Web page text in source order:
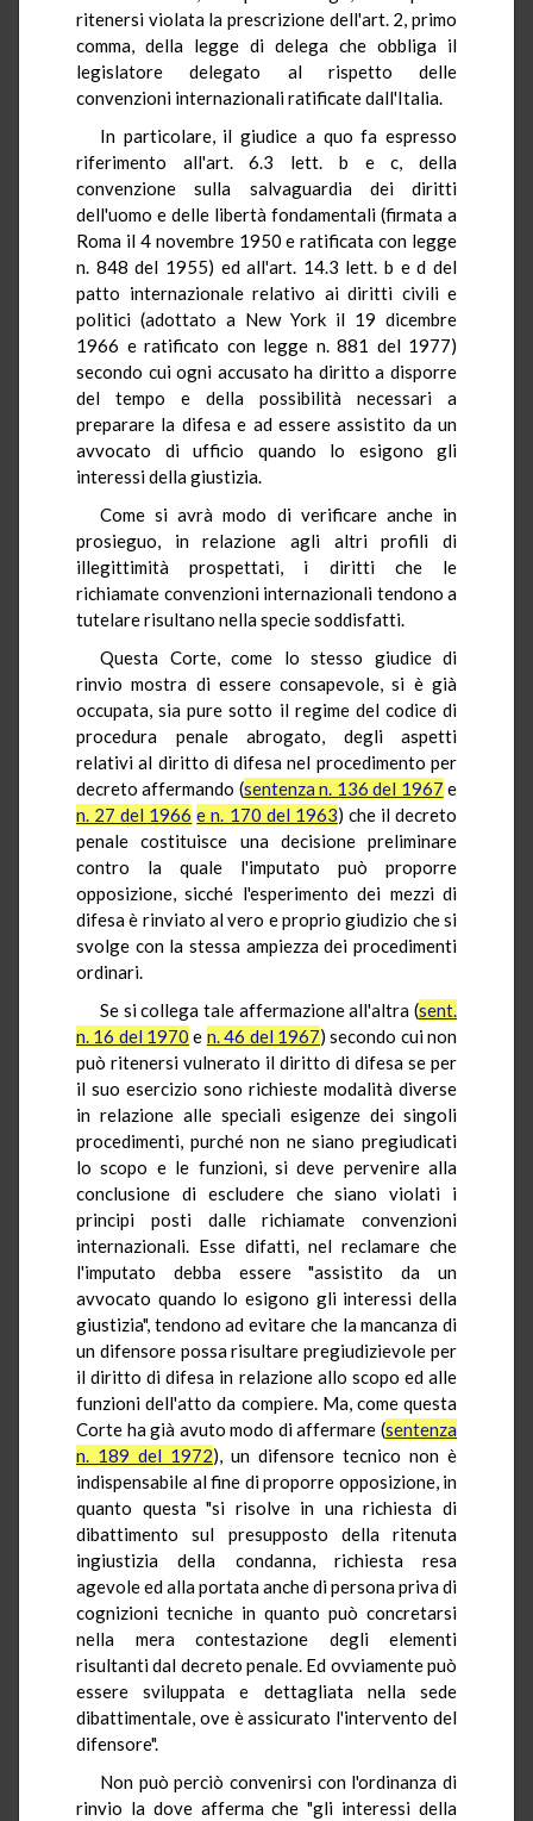
ritenersi violata la prescrizione dell'art. 2, primo
comma, della legge di delega che obbliga il
legislatore delegato al rispetto delle
convenzioni internazionali ratificate dall'Italia.
In particolare, il giudice a quo fa espresso
riferimento all'art. 6.3 lett. b e c, della
convenzione sulla salvaguardia dei diritti
dell'uomo e delle libertà fondamentali (firmata a
Roma il 4 novembre 1950 e ratificata con legge
n. 848 del 1955) ed all'art. 14.3 lett. b e d del
patto internazionale relativo ai diritti civili e
politici (adottato a New York il 19 dicembre
1966 e ratificato con legge n. 881 del 1977)
secondo cui ogni accusato ha diritto a disporre
del tempo e della possibilità necessari a
preparare la difesa e ad essere assistito da un
avvocato di ufficio quando lo esigono gli
interessi della giustizia.
Come si avrà modo di verificare anche in
prosieguo, in relazione agli altri profili di
illegittimità prospettati, i diritti che le
richiamate convenzioni internazionali tendono a
tutelare risultano nella specie soddisfatti.
Questa Corte, come lo stesso giudice di
rinvio mostra di essere consapevole, si è già
occupata, sia pure sotto il regime del codice di
procedura penale abrogato, degli aspetti
relativi al diritto di difesa nel procedimento per
decreto affermando (sentenza n. 136 del 1967 e
n. 27 del 1966 e n. 170 del 1963) che il decreto
penale costituisce una decisione preliminare
contro la quale l'imputato può proporre
opposizione, sicché l'esperimento dei mezzi di
difesa è rinviato al vero e proprio giudizio che si
svolge con la stessa ampiezza dei procedimenti
ordinari.
Se si collega tale affermazione all'altra (sent.
n. 16 del 1970 e n. 46 del 1967) secondo cui non
può ritenersi vulnerato il diritto di difesa se per
il suo esercizio sono richieste modalità diverse
in relazione alle speciali esigenze dei singoli
procedimenti, purché non ne siano pregiudicati
lo scopo e le funzioni, si deve pervenire alla
conclusione di escludere che siano violati i
principi posti dalle richiamate convenzioni
internazionali. Esse difatti, nel reclamare che
l'imputato debba essere "assistito da un
avvocato quando lo esigono gli interessi della
giustizia", tendono ad evitare che la mancanza di
un difensore possa risultare pregiudizievole per
il diritto di difesa in relazione allo scopo ed alle
funzioni dell'atto da compiere. Ma, come questa
Corte ha già avuto modo di affermare (sentenza
n. 189 del 1972), un difensore tecnico non è
indispensabile al fine di proporre opposizione, in
quanto questa "si risolve in una richiesta di
dibattimento sul presupposto della ritenuta
ingiustizia della condanna, richiesta resa
agevole ed alla portata anche di persona priva di
cognizioni tecniche in quanto può concretarsi
nella mera contestazione degli elementi
risultanti dal decreto penale. Ed ovviamente può
essere sviluppata e dettagliata nella sede
dibattimentale, ove è assicurato l'intervento del
difensore".
Non può perciò convenirsi con l'ordinanza di
rinvio la dove afferma che "gli interessi della